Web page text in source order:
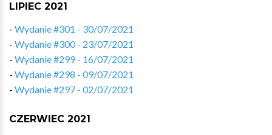
LIPIEC 2021
- Wydanie #301 - 30/07/2021
- Wydanie #300 - 23/07/2021
- Wydanie #299 - 16/07/2021
- Wydanie #298 - 09/07/2021
- Wydanie #297 - 02/07/2021
CZERWIEC 2021